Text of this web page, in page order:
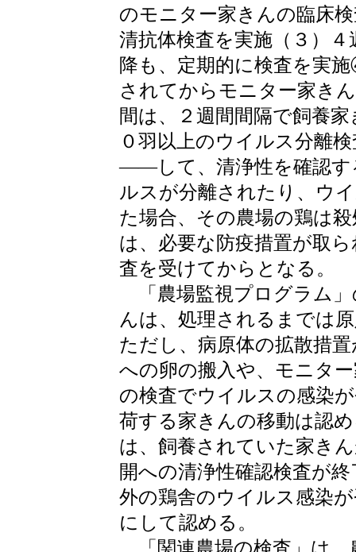
のモニター家きんの臨床
清抗体検査を実施（３）
降も、定期的に検査を実
されてからモニター家き
間は、２週間間隔で飼養
０羽以上のウイルス分離
――して、清浄性を確認す
ルスが分離されたり、ウ
た場合、その農場の鶏は
は、必要な防疫措置が取
査を受けてからとなる。
「農場監視プログラム
んは、処理されるまでは
ただし、病原体の拡散措
への卵の搬入や、モニタ
の検査でウイルスの感染
荷する家きんの移動は認
は、飼養されていた家き
開への清浄性確認検査が
外の鶏舎のウイルス感染
にして認める。